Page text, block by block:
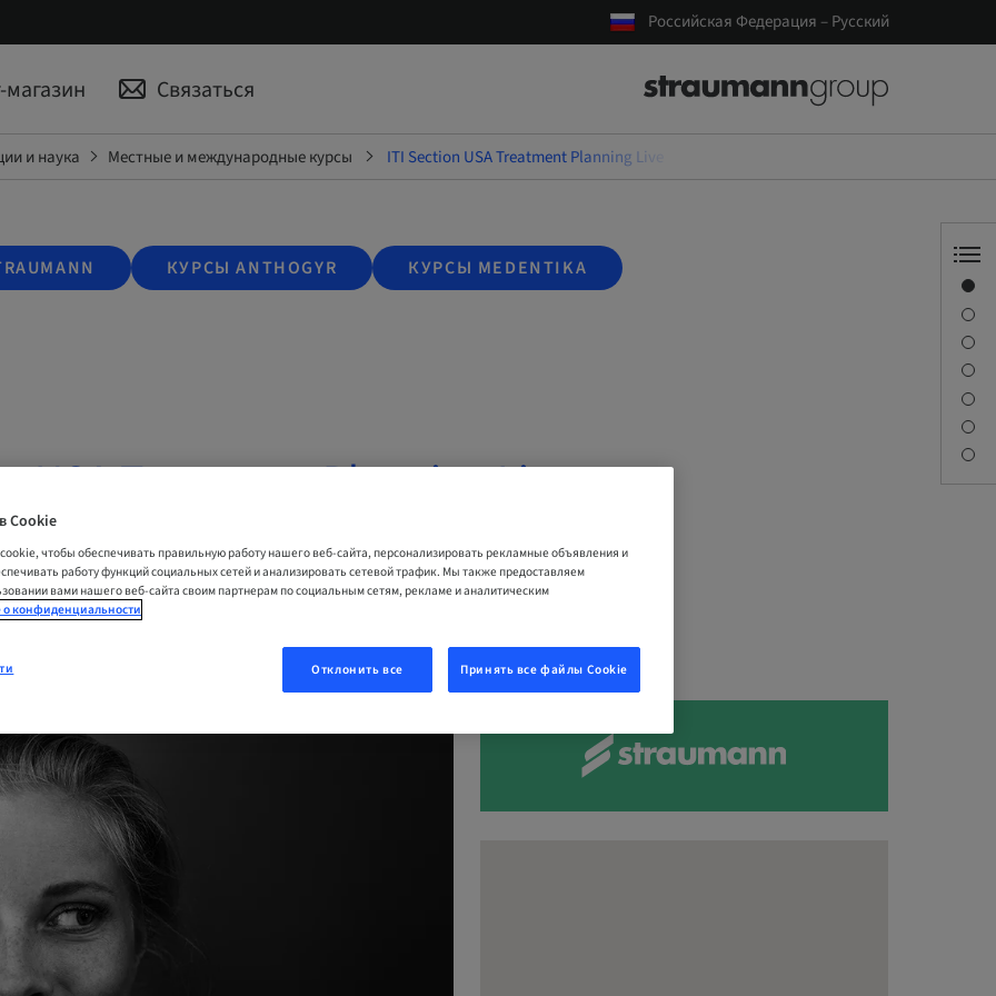
Российская Федерация – Русский
Связаться
и наука Местные и международные курсы ITI Section USA Treatment Planning Live
КУРСЫ ANTHOGYR КУРСЫ MEDENTIKA
USA Treatment Planning Live
| Campus Live, Соединенные Штаты
СЕЙЧАС
Cookie
чтобы обеспечивать правильную работу нашего веб-сайта, персонализировать рекламные объявления и
работу функций социальных сетей и анализировать сетевой трафик. Мы также предоставляем
вами нашего веб-сайта своим партнерам по социальным сетям, рекламе и аналитическим
конфиденциальности
Отклонить все Принять все файлы Cookie